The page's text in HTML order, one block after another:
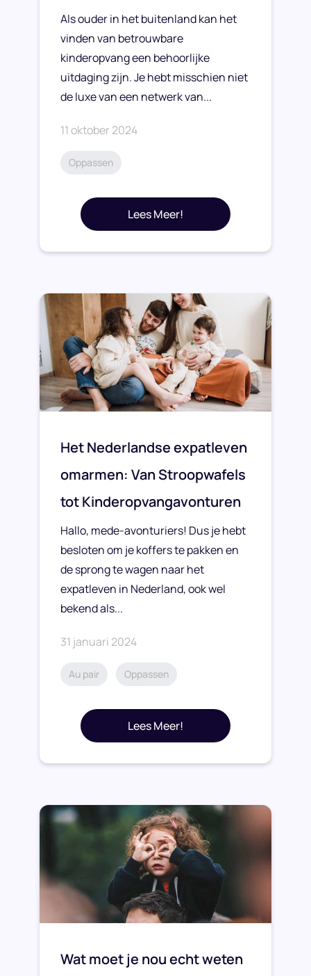
Als ouder in het buitenland kan het
vinden van betrouwbare
kinderopvang een behoorlijke
uitdaging zijn. Je hebt misschien niet
de luxe van een netwerk van...
11 oktober 2024
Oppassen
Lees Meer!
Het Nederlandse expatleven
omarmen: Van Stroopwafels
tot Kinderopvangavonturen
Hallo, mede-avonturiers! Dus je hebt
besloten om je koffers te pakken en
de sprong te wagen naar het
expatleven in Nederland, ook wel
bekend als...
31 januari 2024
Au pair Oppassen
Lees Meer!
Wat moet je nou echt weten